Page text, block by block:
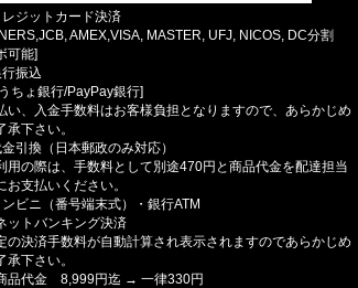
ジットカード決済
AMEX,VISA, MASTER, UFJ, NICOS, DC分割
可能]
振込
ちょ銀行/PayPay銀行]
い、入金手数料はお客様負担となりますので、あらかじめ
承下さい。
引換（日本郵政のみ対応）
用の際は、手数料として別途470円と商品代金を配達担当
お支払いください。
ビニ（番号端末式）・銀行ATM
トバンキング決済
の決済手数料が自動計算され表示されますのであらかじめ
承下さい。
品代金 8,999円迄 → 一律330円